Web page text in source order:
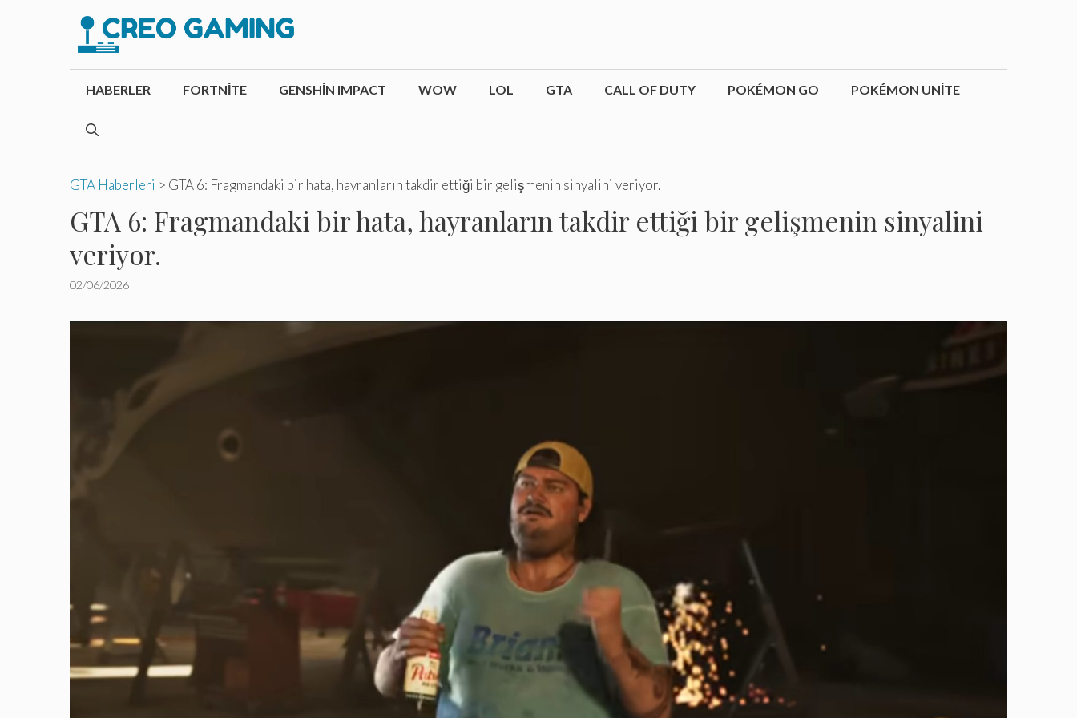
HABERLER FORTNITE GENSHIN IMPACT WOW LOL GTA CALL OF DUTY POKÉMON GO POKÉMON UNITE
GTA Haberleri > GTA 6: Fragmandaki bir hata, hayranların takdir ettiği bir gelişmenin sinyalini veriyor.
GTA 6: Fragmandaki bir hata, hayranların takdir ettiği bir gelişmenin sinyalini
veriyor.
02/06/2026